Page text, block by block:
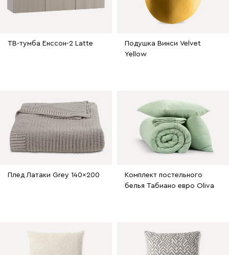
ТВ-тумба Енссон-2 Latte
Подушка Винси Velvet
Yellow
Плед Латаки Grey 140x200
Комплект постельного
белья Табиано евро Oliva